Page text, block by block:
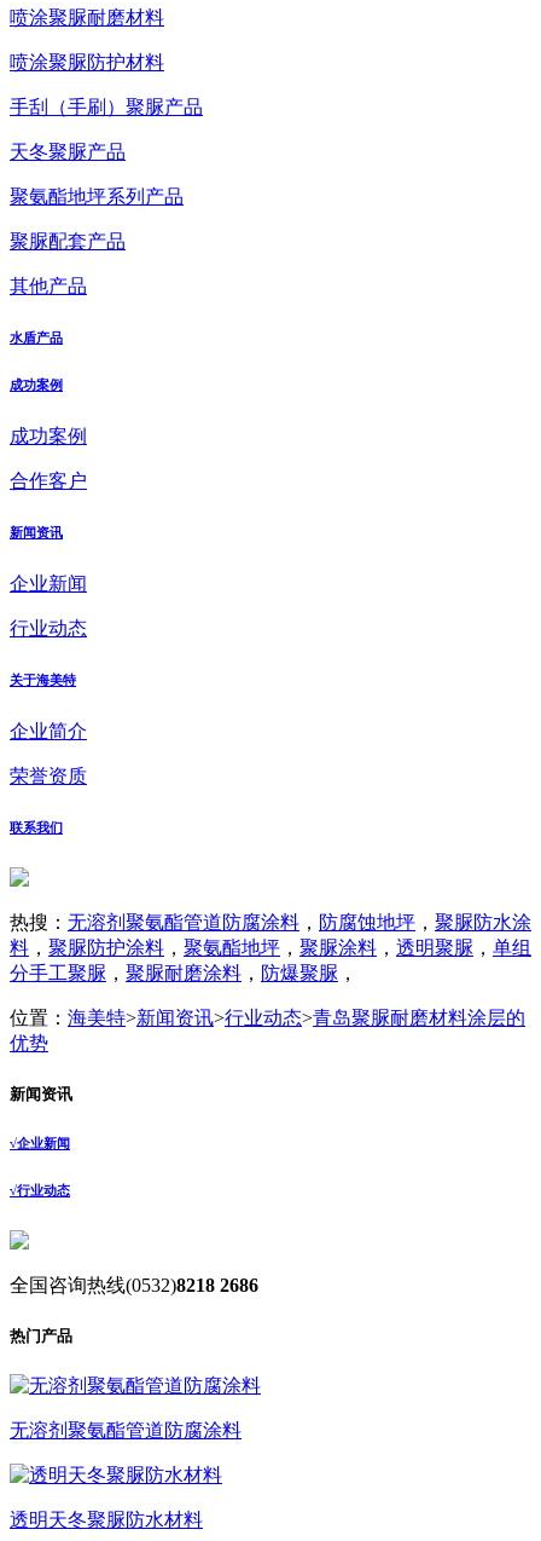
喷涂聚脲耐磨材料
喷涂聚脲防护材料
手刮（手刷）聚脲产品
天冬聚脲产品
聚氨酯地坪系列产品
聚脲配套产品
其他产品
水盾产品
成功案例
成功案例
合作客户
新闻资讯
企业新闻
行业动态
关于海美特
企业简介
荣誉资质
联系我们
热搜： 无溶剂聚氨酯管道防腐涂料 ， 防腐蚀地坪 ， 聚脲防水涂
料 ， 聚脲防护涂料 ， 聚氨酯地坪 ， 聚脲涂料 ， 透明聚脲 ， 单组
分手工聚脲 ， 聚脲耐磨涂料 ， 防爆聚脲 ，
位置： 海美特>新闻资讯>行业动态>青岛聚脲耐磨材料涂层的
优势
新闻资讯
√企业新闻
√行业动态
全国咨询热线(0532)8218 2686
热门产品
无溶剂聚氨酯管道防腐涂料
透明天冬聚脲防水材料